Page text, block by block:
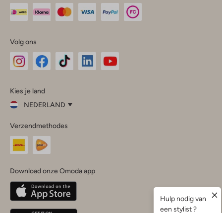
Volg ons
InstagramFacebook
Kies je land
NEDERLAND
je
land
Nederland
Belgique(Français)
Deutschland
Verzendmethodes
Download onze Omoda app